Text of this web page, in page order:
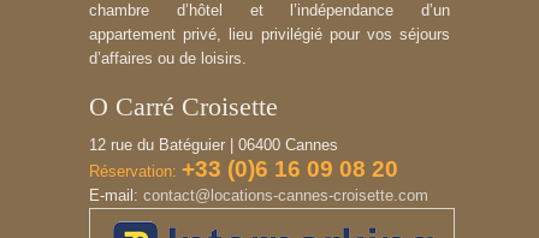
chambre d’hôtel et l’indépendance d’un
appartement privé, lieu privilégié pour vos séjours
d’affaires ou de loisirs.
O Carré Croisette
12 rue du Batéguier | 06400 Cannes
Réservation: +33 (0)6 16 09 08 20
E-mail: contact@locations-cannes-croisette.com